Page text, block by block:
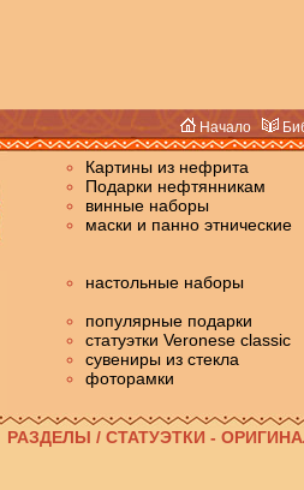
Начало
Картины из нефрита
Подарки нефтянникам
винные наборы
маски и панно этнические
настольные наборы
популярные подарки
статуэтки Veronese classic
сувениры из стекла
фоторамки
РАЗДЕЛЫ / СТАТУЭТКИ -